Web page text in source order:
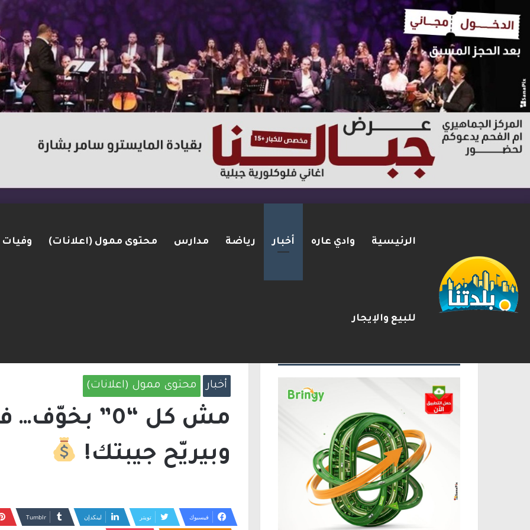
الرئيسية وادي عاره أخبار رياضة مدارس محتوى ممول (اعلانات) وفيات
للبيع والإيجار
2026-08-07 شريط الأخبار
أخبار محتوى ممول (اعلانات)
وبيريّح جيبتك!
فيسبوك تويتر لينكدإن